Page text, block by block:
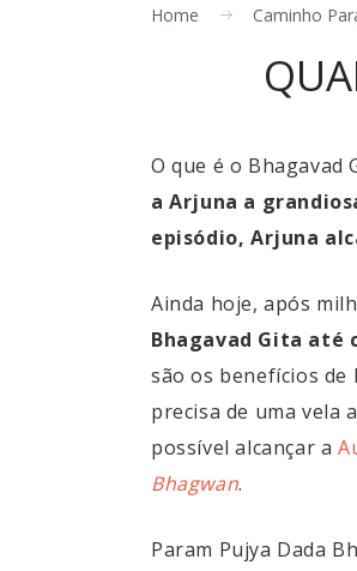
Home Caminho
O que é o Bhagavad
a Arjuna a
episódio, Arjuna
Ainda hoje, após
Bhagavad Gita até
são os benefícios de
precisa de uma vela
possível alcançar a
Bhagwan.
Param Pujya Dada